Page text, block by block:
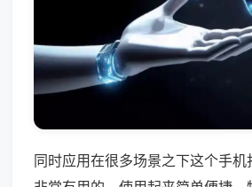
同时应用在很多场景之下这个手